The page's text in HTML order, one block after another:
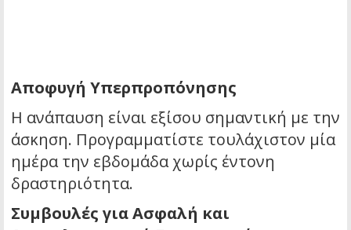
Αποφυγή Υπερπροπόνησης
Η ανάπαυση είναι εξίσου σημαντική με την
άσκηση. Προγραμματίστε τουλάχιστον μία
ημέρα την εβδομάδα χωρίς έντονη
δραστηριότητα.
Συμβουλές για Ασφαλή και